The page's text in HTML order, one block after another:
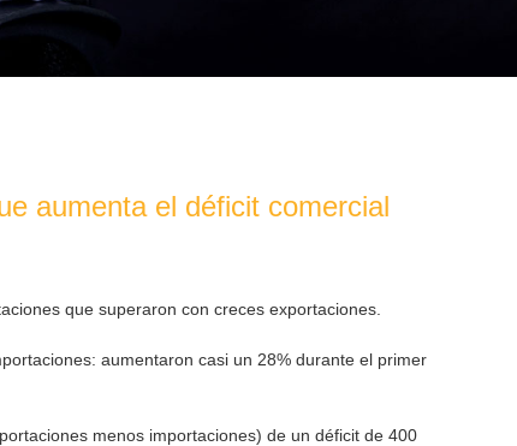
aumenta el déficit comercial
que superaron con creces exportaciones.
aumentaron casi un 28% durante el primer
menos importaciones) de un déficit de 400